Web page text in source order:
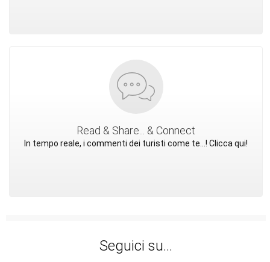
Read & Share... & Connect
In tempo reale, i commenti dei turisti come te...! Clicca qui!
Seguici su...